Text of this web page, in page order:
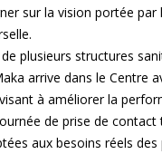
sur la vision portée
plusieurs structures
arrive dans le
à améliorer la
de prise de
aux besoins réels